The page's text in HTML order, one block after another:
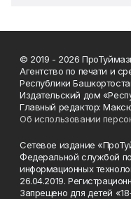
© 2019 - 2026
Агентство по печати и
Республики
Издательский дом
Главный редактор:
Об использовании
Сетевое издание
Федеральной службой
информационных
26.04.2019.
Запрещено для детей